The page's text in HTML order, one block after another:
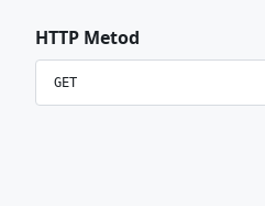
HTTP Metod